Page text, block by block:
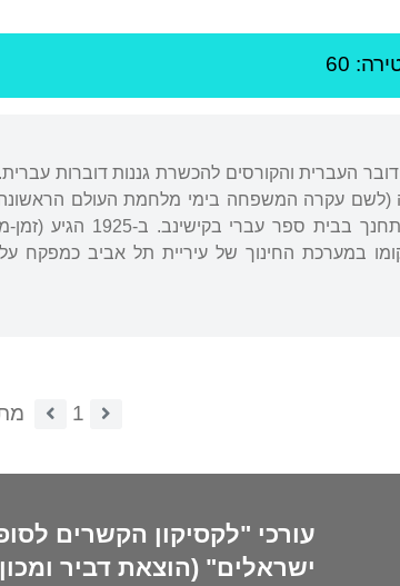
60
העברית והקורסים להכשרת גננות דוברות עברית.
(לשם עקרה המשפחה בימי מלחמת העולם
המהפכה ומלחמת האזרחים ברוסיה שהה עם משפחתו בקייב, ואחר כך התחנך
במערכת החינוך של עיריית תל אביב כמפקח
1
עורכי "לקסיקון הקשרים
ישראלים" (הוצאת דביר